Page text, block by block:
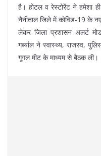
है। होटल व रेस्टोरेंट ने हमेशा
नैनीताल जिले में कोविड-19 के
लेकर जिला प्रशासन अलर्ट
गर्ब्याल ने स्वास्थ्य, राजस्व,
गूगल मीट के माध्यम से बैठक ली।